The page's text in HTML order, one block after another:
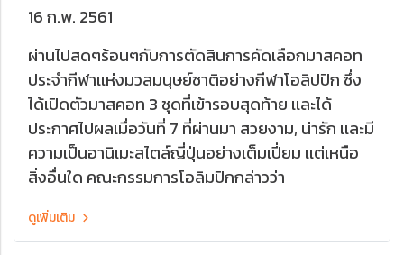
16 ก.พ. 2561
ผ่านไปสดๆร้อนๆกับการตัดสินการคัดเลือกมาสคอท
ประจำกีฬาเเห่งมวลมนุษย์ชาติอย่างกีฬาโอลิปปิก ซึ่ง
ได้เปิดตัวมาสคอท 3 ชุดที่เข้ารอบสุดท้าย เเละได้
ประกาศไปผลเมื่อวันที่ 7 ที่ผ่านมา สวยงาม, น่ารัก เเละมี
ความเป็นอานิเมะสไตล์ญี่ปุ่นอย่างเต็มเปี่ยม เเต่เหนือ
สิ่งอื่นใด คณะกรรมการโอลิมปิกกล่าวว่า
ดูเพิ่มเติม